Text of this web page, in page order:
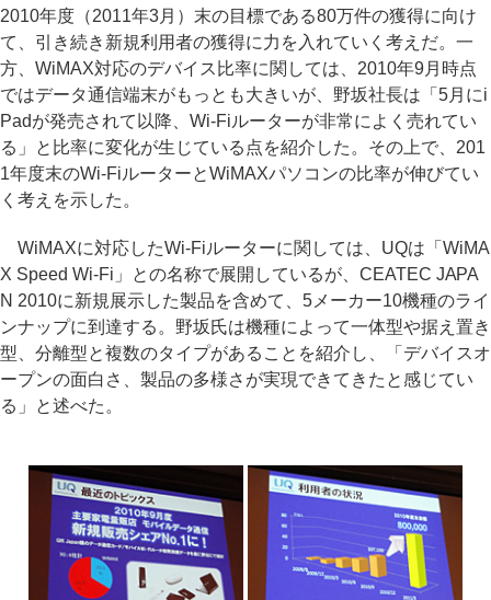
2010年度（2011年3月）末の目標である80万件の獲得に向け
て、引き続き新規利用者の獲得に力を入れていく考えだ。一
方、WiMAX対応のデバイス比率に関しては、2010年9月時点
ではデータ通信端末がもっとも大きいが、野坂社長は「5月にi
Padが発売されて以降、Wi-Fiルーターが非常によく売れてい
る」と比率に変化が生じている点を紹介した。その上で、201
1年度末のWi-FiルーターとWiMAXパソコンの比率が伸びてい
く考えを示した。
WiMAXに対応したWi-Fiルーターに関しては、UQは「WiMA
X Speed Wi-Fi」との名称で展開しているが、CEATEC JAPA
N 2010に新規展示した製品を含めて、5メーカー10機種のライ
ンナップに到達する。野坂氏は機種によって一体型や据え置き
型、分離型と複数のタイプがあることを紹介し、「デバイスオ
ープンの面白さ、製品の多様さが実現できてきたと感じてい
る」と述べた。